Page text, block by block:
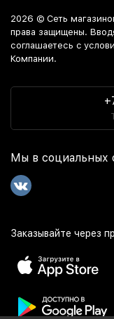
2026 © Сеть
права защищены.
соглашаетесь c
Компании.
Мы в социальных
Заказывайте через